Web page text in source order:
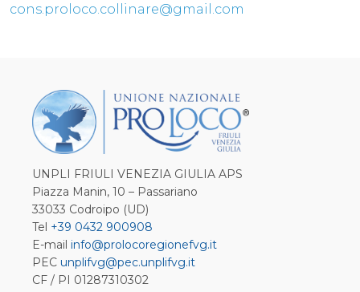
cons.proloco.collinare@gmail.com
UNPLI FRIULI VENEZIA GIULIA APS
Piazza Manin, 10 – Passariano
33033 Codroipo (UD)
Tel +39 0432 900908
E-mail info@prolocoregionefvg.it
PEC unplifvg@pec.unplifvg.it
CF / PI 01287310302